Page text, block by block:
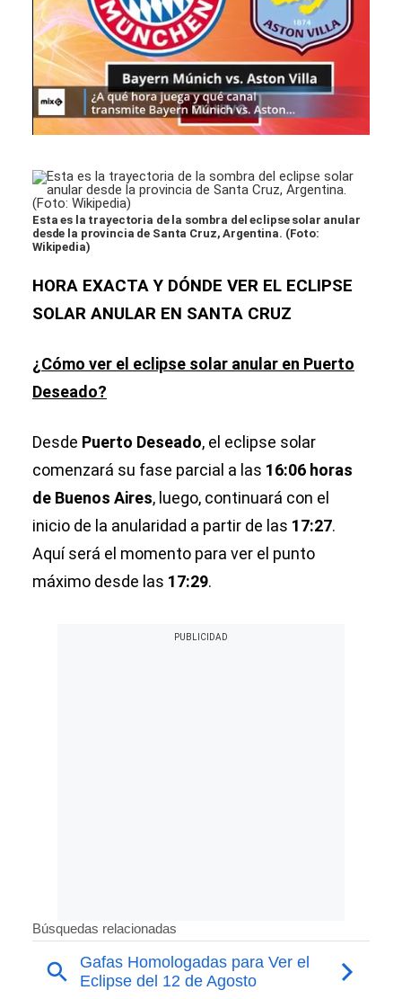
Esta es la trayectoria de la sombra del eclipse solar anular
desde la provincia de Santa Cruz, Argentina. (Foto:
Wikipedia)
HORA EXACTA Y DÓNDE VER EL ECLIPSE
SOLAR ANULAR EN SANTA CRUZ
¿Cómo ver el eclipse solar anular en Puerto
Deseado?
Desde Puerto Deseado, el eclipse solar
comenzará su fase parcial a las 16:06 horas
de Buenos Aires, luego, continuará con el
inicio de la anularidad a partir de las 17:27.
Aquí será el momento para ver el punto
máximo desde las 17:29.